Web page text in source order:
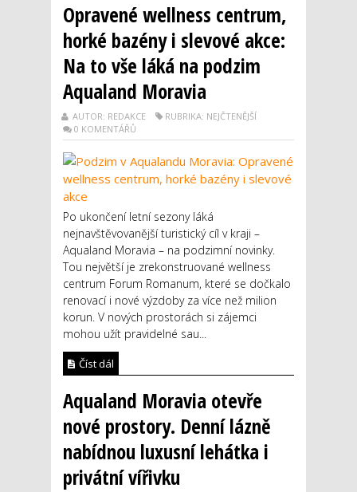
Opravené wellness centrum,
horké bazény i slevové akce:
Na to vše láká na podzim
Aqualand Moravia
AUTOR: REDAKCE
RUBRIKA: NEJČTENĚJŠÍ
0 KOMENTÁŘŮ
Po ukončení letní sezony láká
nejnavštěvovanější turistický cíl v kraji –
Aqualand Moravia – na podzimní novinky.
Tou největší je zrekonstruované wellness
centrum Forum Romanum, které se dočkalo
renovací i nové výzdoby za více než milion
korun. V nových prostorách si zájemci
mohou užít pravidelné sau...
Číst dál
Aqualand Moravia otevře
nové prostory. Denní lázně
nabídnou luxusní lehátka i
privátní vířivku